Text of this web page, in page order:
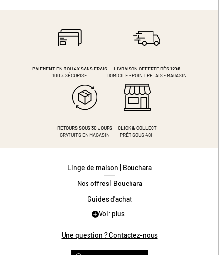
PAIEMENT EN 3 OU 4XSANS FRAIS
100% SÉCURISÉ
LIVRAISON OFFERTE DÈS 120€
DOMICILE - POINT RELAIS - MAGASIN
RETOURS SOUS 30 JOURS
GRATUITS EN MAGASIN
CLICK & COLLECT
PRÊT SOUS 48H
Linge de maison | Bouchara
Nos offres | Bouchara
Guides d'achat
Guide des tailles
Voir plus
Une question ? Contactez-nous